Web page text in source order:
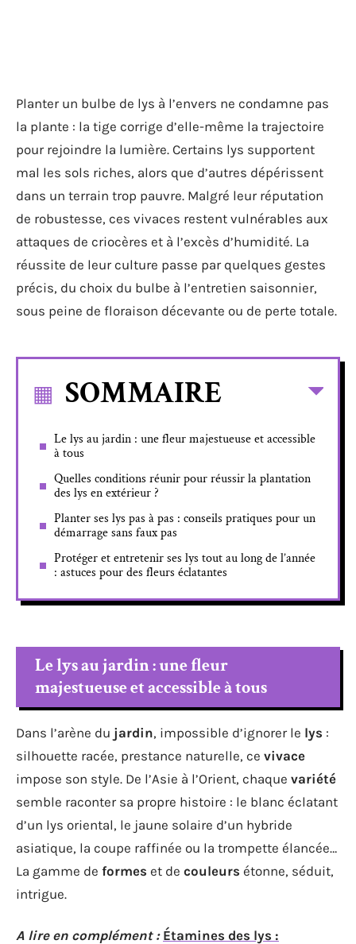
Planter un bulbe de lys à l’envers ne condamne pas
la plante : la tige corrige d’elle-même la trajectoire
pour rejoindre la lumière. Certains lys supportent
mal les sols riches, alors que d’autres dépérissent
dans un terrain trop pauvre. Malgré leur réputation
de robustesse, ces vivaces restent vulnérables aux
attaques de criocères et à l’excès d’humidité. La
réussite de leur culture passe par quelques gestes
précis, du choix du bulbe à l’entretien saisonnier,
sous peine de floraison décevante ou de perte totale.
SOMMAIRE
Le lys au jardin : une fleur majestueuse et accessible
à tous
Quelles conditions réunir pour réussir la plantation
des lys en extérieur ?
Planter ses lys pas à pas : conseils pratiques pour un
démarrage sans faux pas
Protéger et entretenir ses lys tout au long de l’année
: astuces pour des fleurs éclatantes
Le lys au jardin : une fleur
majestueuse et accessible à tous
Dans l’arène du jardin, impossible d’ignorer le lys :
silhouette racée, prestance naturelle, ce vivace
impose son style. De l’Asie à l’Orient, chaque variété
semble raconter sa propre histoire : le blanc éclatant
d’un lys oriental, le jaune solaire d’un hybride
asiatique, la coupe raffinée ou la trompette élancée…
La gamme de formes et de couleurs étonne, séduit,
intrigue.
A lire en complément : Étamines des lys :